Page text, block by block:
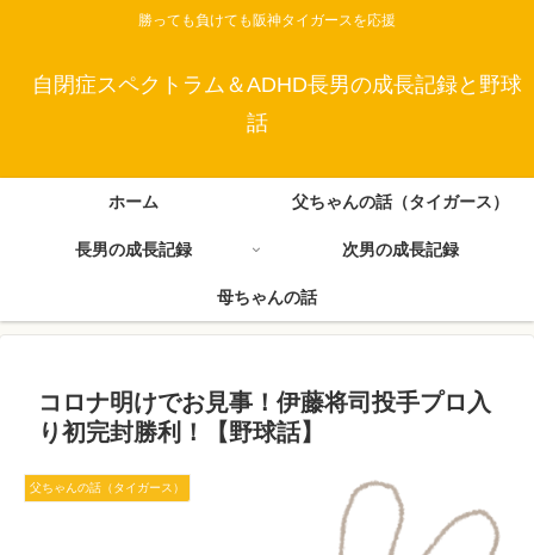
勝っても負けても阪神タイガースを応援
自閉症スペクトラム＆ADHD長男の成長記録と野球
話
ホーム 父ちゃんの話（タイガース）
長男の成長記録 次男の成長記録
母ちゃんの話
コロナ明けでお見事！伊藤将司投手プロ入
り初完封勝利！【野球話】
父ちゃんの話（タイガース）